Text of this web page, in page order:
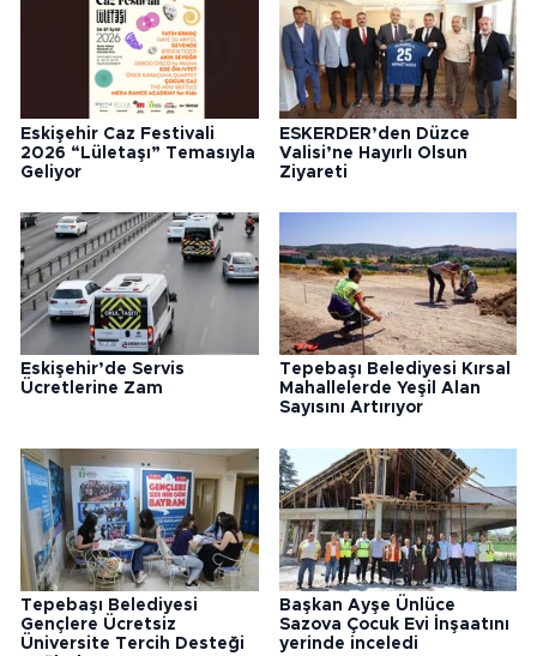
Eskişehir Caz Festivali
2026 “Lületaşı” Temasıyla
Geliyor
ESKERDER’den Düzce
Valisi’ne Hayırlı Olsun
Ziyareti
Eskişehir’de Servis
Ücretlerine Zam
Tepebaşı Belediyesi Kırsal
Mahallelerde Yeşil Alan
Sayısını Artırıyor
Tepebaşı Belediyesi
Gençlere Ücretsiz
Üniversite Tercih Desteği
Başkan Ayşe Ünlüce
Sazova Çocuk Evi İnşaatını
yerinde inceledi